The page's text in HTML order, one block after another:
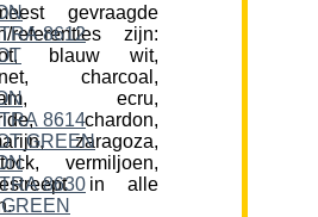
gevraagde
referenties zijn:
blauw wit,
charcoal,
ecru,
chardon,
zaragoza,
vermiljoen,
in alle